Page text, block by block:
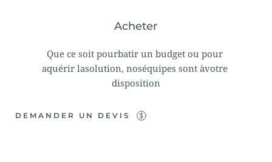
Acheter
Que ce soit pourbatir un budget ou pour
aquérir lasolution, noséquipes sont àvotre
disposition
DEMANDER UN DEVIS